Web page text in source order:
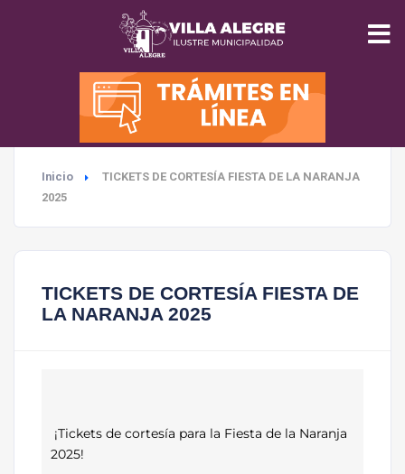
INICIO
MUNICIPALIDAD
SEGURIDAD
SALUD
Inicio
TICKETS DE CORTESÍA FIESTA DE LA NARANJA
2025
TICKETS DE CORTESÍA FIESTA DE
LA NARANJA 2025
¡Tickets de cortesía para la Fiesta de la Naranja
2025!